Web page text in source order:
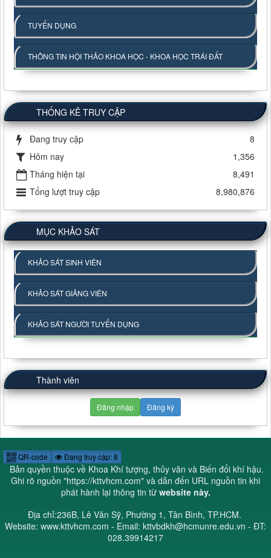
TUYỂN DỤNG
THÔNG TIN HỘI THẢO KHOA HỌC - KHOA HỌC TRÁI ĐẤT
THỐNG KÊ TRUY CẬP
Đang truy cập
8
Hôm nay
1,356
Tháng hiện tại
8,491
Tổng lượt truy cập
8,980,876
MỤC KHẢO SÁT
KHẢO SÁT SINH VIÊN
KHẢO SÁT GIẢNG VIÊN
KHẢO SÁT NGƯỜI TUYỂN DỤNG
Thành viên
Đăng nhập Đăng ký
QR-code Đang truy cập: 8
Bản quyền thuộc về Khoa Khí tượng, thủy văn và Biến đổi khí hậu.
Ghi rõ nguồn "https://kttvhcm.com" và dẫn đến URL nguồn tin khi
phát hành lại thông tin từ website này.
Địa chỉ:236B, Lê Văn Sỹ, Phường 1, Tân Bình, TP.HCM.
Website: www.kttvhcm.com - Email: kttvbdkh@hcmunre.edu.vn - ĐT:
028.39914217